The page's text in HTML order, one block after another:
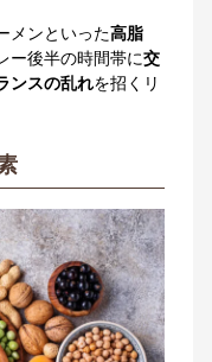
メンといった高脂
ー後半の時間帯に交
ンスの乱れを招くリ